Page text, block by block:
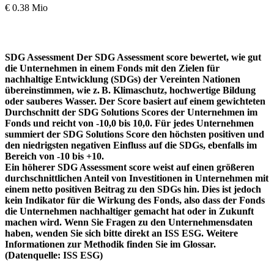
€ 0.38 Mio
SDG Assessment Der SDG Assessment score bewertet, wie gut
die Unternehmen in einem Fonds mit den Zielen für
nachhaltige Entwicklung (SDGs) der Vereinten Nationen
übereinstimmen, wie z. B. Klimaschutz, hochwertige Bildung
oder sauberes Wasser. Der Score basiert auf einem gewichteten
Durchschnitt der SDG Solutions Scores der Unternehmen im
Fonds und reicht von -10,0 bis 10,0. Für jedes Unternehmen
summiert der SDG Solutions Score den höchsten positiven und
den niedrigsten negativen Einfluss auf die SDGs, ebenfalls im
Bereich von -10 bis +10.
Ein höherer SDG Assessment score weist auf einen größeren
durchschnittlichen Anteil von Investitionen in Unternehmen mit
einem netto positiven Beitrag zu den SDGs hin. Dies ist jedoch
kein Indikator für die Wirkung des Fonds, also dass der Fonds
die Unternehmen nachhaltiger gemacht hat oder in Zukunft
machen wird. Wenn Sie Fragen zu den Unternehmensdaten
haben, wenden Sie sich bitte direkt an ISS ESG. Weitere
Informationen zur Methodik finden Sie im Glossar.
(Datenquelle: ISS ESG)